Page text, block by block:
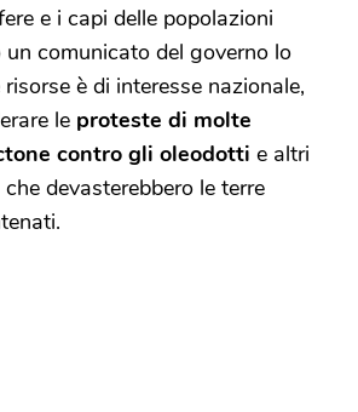
e i capi delle popolazioni
un comunicato del governo lo
è di interesse nazionale,
le proteste di molte
contro gli oleodotti e altri
devasterebbero le terre